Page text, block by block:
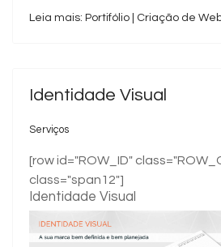
Leia mais: Portifólio | Criação de
Identidade Visual
Serviços
[row id="ROW_ID"
class="span12"]
Identidade Visual